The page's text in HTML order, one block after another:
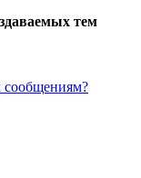
тем
сообщениям?